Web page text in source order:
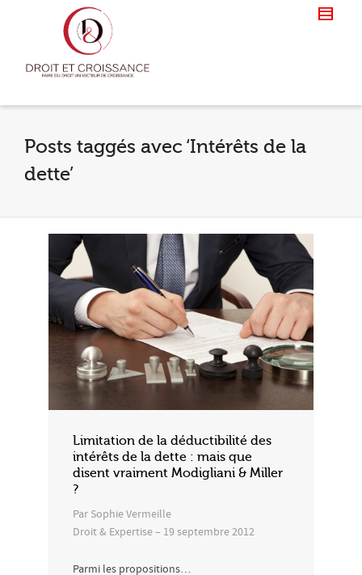
Posts taggés avec ‘Intérêts de la
dette’
Limitation de la déductibilité des
intérêts de la dette : mais que
disent vraiment Modigliani & Miller
?
Par Sophie Vermeille
Droit & Expertise – 19 septembre 2012
Parmi les propositions…